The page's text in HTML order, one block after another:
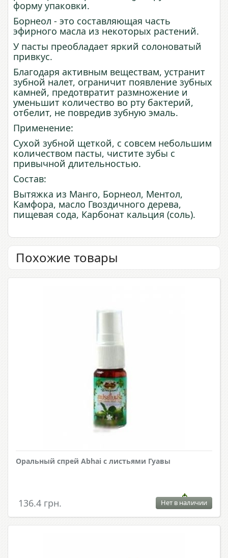
форму упаковки.
Борнеол - это составляющая часть
эфирного масла из некоторых растений.
У пасты преобладает яркий солоноватый
привкус.
Благодаря активным веществам, устранит
зубной налет, ограничит появление зубных
камней, предотвратит размножение и
уменьшит количество во рту бактерий,
отбелит, не повредив зубную эмаль.
Применение:
Сухой зубной щеткой, с совсем небольшим
количеством пасты, чистите зубы с
привычной длительностью.
Состав:
Вытяжка из Манго, Борнеол, Ментол,
Камфора, масло Гвоздичного дерева,
пищевая сода, Карбонат кальция (соль).
Похожие товары
Оральный спрей Abhai с листьями Гуавы
136.4 грн. Нет в наличии